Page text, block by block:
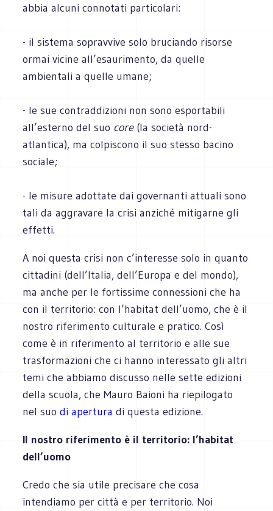
abbia alcuni connotati particolari:
- il sistema sopravvive solo bruciando risorse
ormai vicine all’esaurimento, da quelle
ambientali a quelle umane;
- le sue contraddizioni non sono esportabili
all’esterno del suo core(la società nord-
atlantica), ma colpiscono il suo stesso bacino
sociale;
- le misure adottate dai governanti attuali sono
tali da aggravare la crisi anziché mitigarne gli
effetti.
A noi questa crisi non c’interesse solo in quanto
cittadini (dell’Italia, dell’Europa e del mondo),
ma anche per le fortissime connessioni che ha
con il territorio: con l’habitat dell’uomo, che è il
nostro riferimento culturale e pratico. Così
come è in riferimento al territorio e alle sue
trasformazioni che ci hanno interessato gli altri
temi che abbiamo discusso nelle sette edizioni
della scuola, che Mauro Baioni ha riepilogato
nel suodi apertura di questa edizione.
Il nostro riferimento è il territorio: l’habitat
dell’uomo
Credo che sia utile precisare che cosa
intendiamo per città e per territorio. Noi